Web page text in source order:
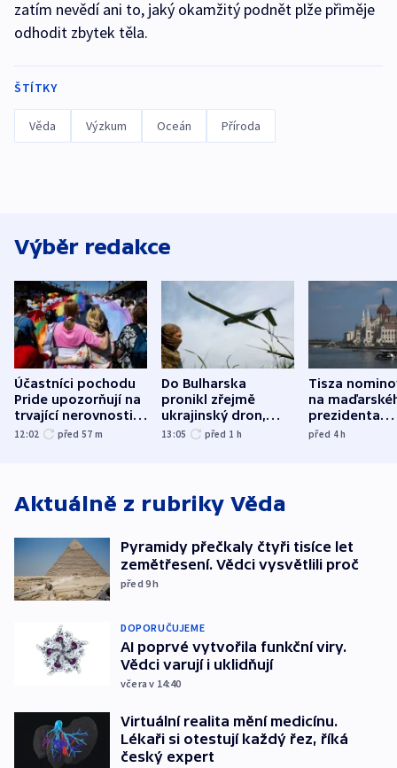
zatím nevědí ani to, jaký okamžitý podnět plže přiměje
odhodit zbytek těla.
ŠTÍTKY
Věda Výzkum Oceán Příroda
Výběr redakce
Účastníci pochodu
Pride upozorňují na
trvající nerovnosti i
společenskou
12:02 před 57 m
Do Bulharska
pronikl zřejmě
ukrajinský dron,
explodoval kilometr
13:05 před 1 h
Tisza
na
prezidenta
bývalého
před 4h
Aktuálně z rubriky Věda
Pyramidy přečkaly čtyři tisíce let
zemětřesení. Vědci vysvětlili proč
před 9h
DOPORUČUJEME
AI poprvé vytvořila funkční viry.
Vědci varují i uklidňují
včera v 14:40
Virtuální realita mění medicínu.
Lékaři si otestují každý řez, říká
český expert